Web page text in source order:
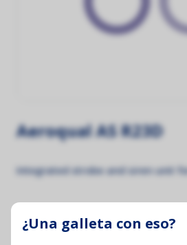
¿Una galleta con eso?
Aeroqual AS R23D
Integrated strobe and siren unit
Precios no visibles